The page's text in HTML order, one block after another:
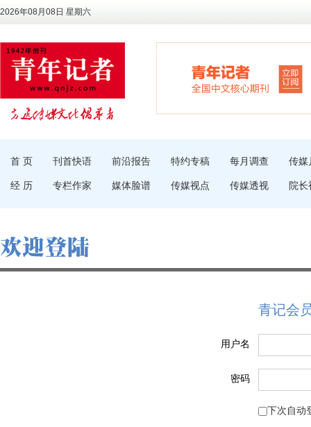
2026年08月08日 星期六
首 页 刊首快语 前沿报告 特约专稿 每月调查 传媒
经 历 专栏作家 媒体脸谱 传媒视点 传媒透视 院长
青记会
用户名
密码
下次自动